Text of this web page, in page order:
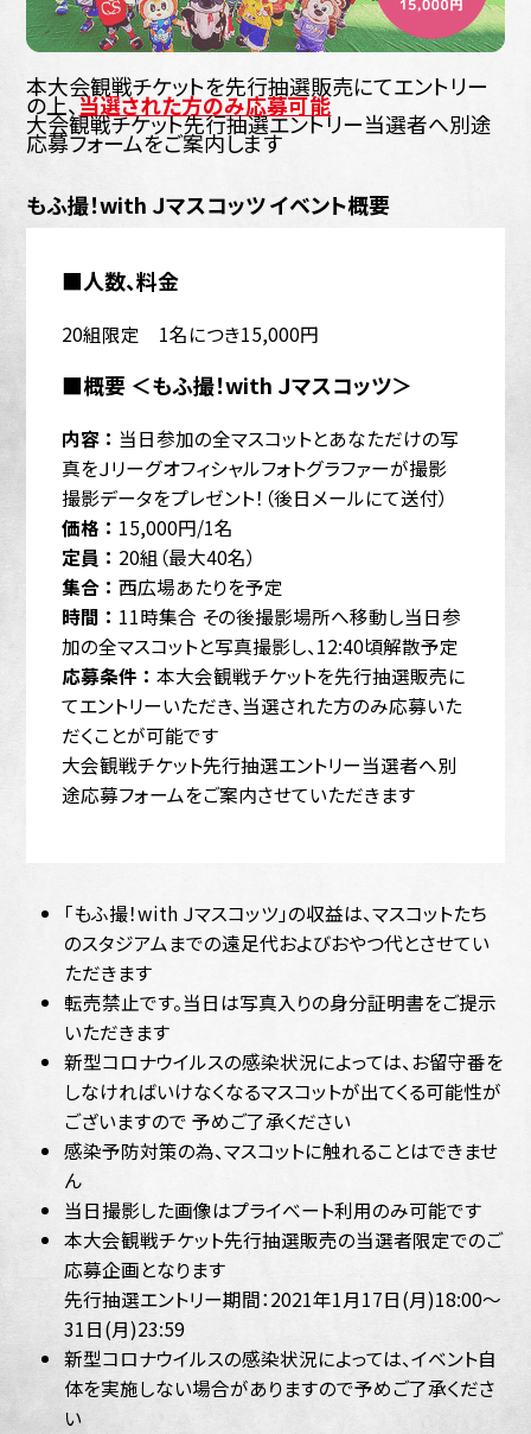
本大会観戦チケットを先行抽選販売にてエントリー
の上、当選された方のみ応募可能
大会観戦チケット先行抽選エントリー当選者へ別途
応募フォームをご案内します
もふ撮！with Ｊマスコッツ イベント概要
■人数、料金
20組限定 1名につき15,000円
■概要 ＜もふ撮！with Ｊマスコッツ＞
内容 ： 当日参加の全マスコットとあなただけの写
真をＪリーグオフィシャルフォトグラファーが撮影
撮影データをプレゼント！（後日メールにて送付）
価格 ： 15,000円/1名
定員 ： 20組（最大40名）
集合 ：西広場あたりを予定
時間 ： 11時集合 その後撮影場所へ移動し当日参
加の全マスコットと写真撮影し、12:40頃解散予定
応募条件 ：本大会観戦チケットを先行抽選販売に
てエントリーいただき、当選された方のみ応募いた
だくことが可能です
大会観戦チケット先行抽選エントリー当選者へ別
途応募フォームをご案内させていただきます
「もふ撮！with Ｊマスコッツ」の収益は、マスコットたち
のスタジアムまでの遠足代およびおやつ代とさせてい
ただきます
転売禁止です。当日は写真入りの身分証明書をご提示
いただきます
新型コロナウイルスの感染状況によっては、お留守番を
しなければいけなくなるマスコットが出てくる可能性が
ございますので 予めご了承ください
感染予防対策の為、マスコットに触れることはできませ
ん
当日撮影した画像はプライべート利用のみ可能です
本大会観戦チケット先行抽選販売の当選者限定でのご
応募企画となります
先行抽選エントリー期間：2021年1月17日(月)18:00～
31日(月)23:59
新型コロナウイルスの感染状況によっては、イベント自
体を実施しない場合がありますので予めご了承くださ
い